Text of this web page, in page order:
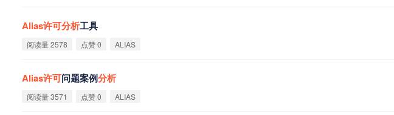
Alias许可分析工具
阅读量 2578 点赞 0 ALIAS
Alias许可问题案例分析
阅读量 3571 点赞 0 ALIAS